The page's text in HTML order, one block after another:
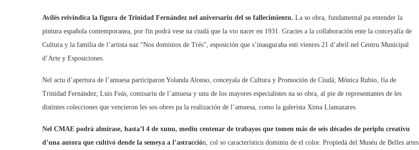
Avilés reivindica la figura de Trinidad Fernández nel aniversariu del so fallecimientu. La so obra, fundamental pa entender la
pintura española contemporanea, por fin podrá vese na ciudá que la vio nacer en 1931. Gracies a la collaboración ente la conceyalía de
Cultura y la familia de l’artista naz “Nos dominios de Trés”, esposición que s’inauguraba esti vienres 21 d’abril nel Centru Municipal
d’Arte y Esposiciones.
Nel actu d’apertura de l’amuesa participaron Yolanda Alonso, conceyala de Cultura y Promoción de Ciudá; Mónica Rubio, fía de
Trinidad Fernández; Luis Feás, comisariu de l’amuesa y unu de los mayores especialistes na so obra, al pie de representantes de les
distintes colecciones que vencieron les sos obres pa la realización de l’amuesa, como la galerista Xima Llamazares.
Nel CMAE podrá almirase, hasta’l 4 de xunu, mediu centenar de trabayos que tomen más de seis décades de periplu creativu
d’una autora que cultivó dende la semeya a l’astracción, col so característicu dominiu de el color. Propiedá del Muséu de Belles artes